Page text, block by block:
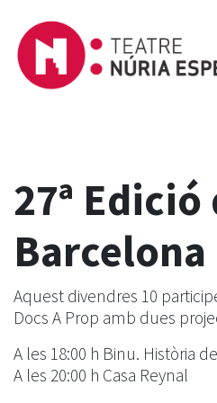
27ª Edició
Barcelona
Aquest divendres 10
Docs A Prop amb dues
A les 18:00 h Binu. Història
A les 20:00 h Casa Reynal